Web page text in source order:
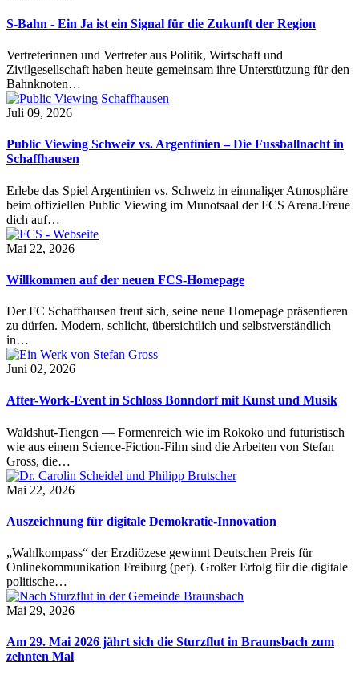
S-Bahn - Ein Ja ist ein Signal für die Zukunft der Region
Vertreterinnen und Vertreter aus Politik, Wirtschaft und
Zivilgesellschaft haben heute gemeinsam ihre Unterstützung für den
Bahnknoten…
Juli 09, 2026
Public Viewing Schweiz vs. Argentinien – Die Fussballnacht in
Schaffhausen
Erlebe das Spiel Argentinien vs. Schweiz in einmaliger Atmosphäre
beim offiziellen Public Viewing im Munotsaal der FCS Arena.Freue
dich auf…
Mai 22, 2026
Willkommen auf der neuen FCS-Homepage
Der FC Schaffhausen freut sich, seine neue Homepage präsentieren
zu dürfen. Modern, schlicht, übersichtlich und selbstverständlich
in…
Juni 02, 2026
After-Work-Event in Schloss Bonndorf mit Kunst und Musik
Waldshut-Tiengen — Formenreich wie im Rokoko und futuristisch
wie aus einem Science-Fiction-Film sind die Arbeiten von Stefan
Gross, die…
Mai 22, 2026
Auszeichnung für digitale Demokratie-Innovation
„Wahlkompass“ der Erzdiözese gewinnt Deutschen Preis für
Onlinekommunikation Freiburg (pef). Großer Erfolg für die digitale
politische…
Mai 29, 2026
Am 29. Mai 2026 jährt sich die Sturzflut in Braunsbach zum
zehnten Mal